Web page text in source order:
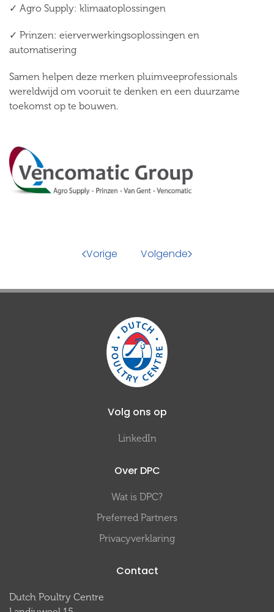
✓ Agro Supply: klimaatoplossingen
✓ Prinzen: eierverwerkingsoplossingen en
automatisering
Samen helpen deze merken pluimveeprofessionals
wereldwijd om vooruit te denken en een duurzame
toekomst op te bouwen.
Vorige Volgende
Volg ons op
LinkedIn
Over DPC
Wat is DPC?
Preferred Partners
Privacyverklaring
Contact
Dutch Poultry Centre